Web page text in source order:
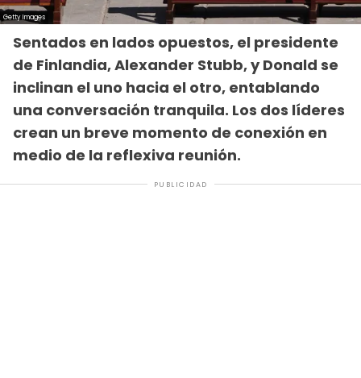
Sentados en lados opuestos, el presidente
de Finlandia, Alexander Stubb, y Donald se
inclinan el uno hacia el otro, entablando
una conversación tranquila. Los dos líderes
crean un breve momento de conexión en
medio de la reflexiva reunión.
PUBLICIDAD